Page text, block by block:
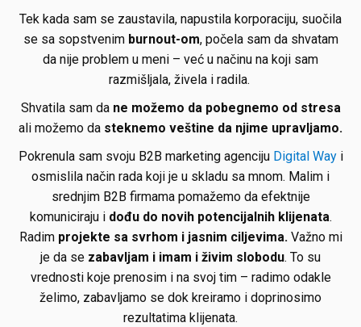
Tek kada sam se zaustavila, napustila korporaciju, suočila
se sa sopstvenim burnout-om, počela sam da shvatam
da nije problem u meni – već u načinu na koji sam
razmišljala, živela i radila.
Shvatila sam da ne možemo da pobegnemo od stresa
ali možemo da steknemo veštine da njime upravljamo.
Pokrenula sam svoju B2B marketing agenciju Digital Wayi
osmislila način rada koji je u skladu sa mnom. Malim i
srednjim B2B firmama pomažemo da efektnije
komuniciraju i dođu do novih potencijalnih klijenata.
Radim projekte sa svrhom i jasnim ciljevima.Važno mi
je da se zabavljam i imam i živim slobodu. To su
vrednosti koje prenosim i na svoj tim – radimo odakle
želimo, zabavljamo se dok kreiramo i doprinosimo
rezultatima klijenata.